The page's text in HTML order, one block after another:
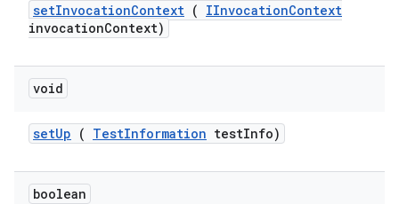
setInvocationContext ( IInvocationContext
invocationContext)
void
setUp ( TestInformation testInfo)
boolean